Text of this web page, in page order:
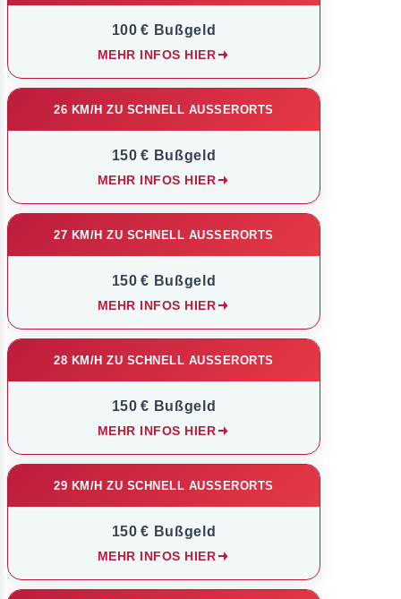
100 € Bußgeld
MEHR INFOS HIER
26 KM/H ZU SCHNELL AUSSERORTS
150 € Bußgeld
MEHR INFOS HIER
27 KM/H ZU SCHNELL AUSSERORTS
150 € Bußgeld
MEHR INFOS HIER
28 KM/H ZU SCHNELL AUSSERORTS
150 € Bußgeld
MEHR INFOS HIER
29 KM/H ZU SCHNELL AUSSERORTS
150 € Bußgeld
MEHR INFOS HIER